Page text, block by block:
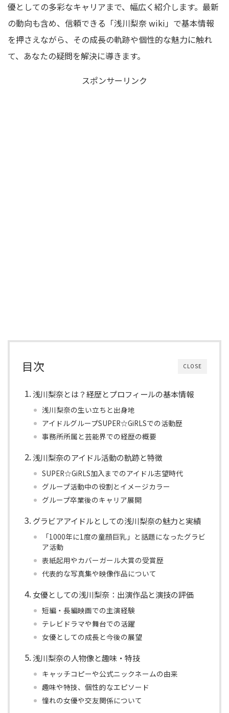
優としての多彩なキャリアまで、幅広く紹介します。最新
の動向も含め、信頼できる「浅川梨奈 wiki」で基本情報
を押さえながら、その成長の軌跡や個性的な魅力に触れ
て、あなたの疑問を解決に導きます。
スポンサーリンク
CLOSE
目次
浅川梨奈とは？経歴とプロフィールの基本情報
浅川梨奈の生い立ちと出身地
アイドルグループSUPER☆GiRLSでの活動歴
事務所所属と芸能界での経歴の概要
浅川梨奈のアイドル活動の軌跡と特徴
SUPER☆GiRLS加入までのアイドル志望時代
グループ活動中の役割とイメージカラー
グループ卒業後のキャリア展開
グラビアアイドルとしての浅川梨奈の魅力と実績
「1000年に1度の童顔巨乳」と話題になったグラビ
ア活動
表紙起用やカバーガール大賞の受賞歴
代表的な写真集や映像作品について
女優としての浅川梨奈：出演作品と演技の評価
短編・長編映画での主演経験
テレビドラマや舞台での活躍
女優としての成長と今後の展望
浅川梨奈の人物像と趣味・特技
キャッチコピーや公式ニックネームの由来
趣味や特技、個性的なエピソード
憧れの女優や交友関係について